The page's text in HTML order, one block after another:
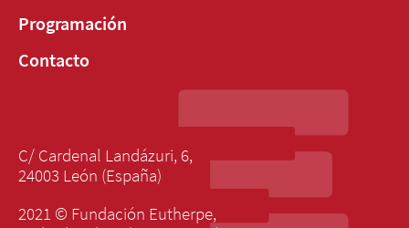
Programación
Contacto
C/ Cardenal Landázuri, 6,
24003 León (España)
2021 © Fundación Eutherpe,